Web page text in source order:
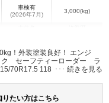
車検有
(2026年7月)
3,000(kg)
アバッグ
集中ドアロック
！外装塗装良好！ エンジ
ク セーフティーローダー ラ
70R17.5 118/116N LT ノー
りたい方はこちら